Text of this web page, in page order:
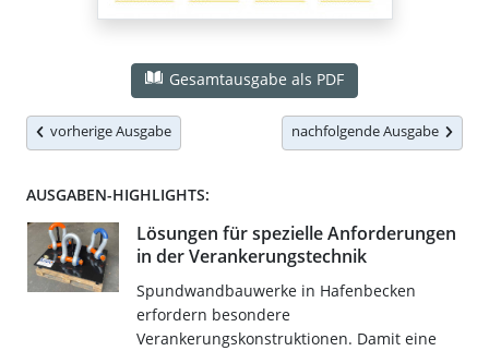
Gesamtausgabe als PDF
vorherige Ausgabe nachfolgende Ausgabe
AUSGABEN-HIGHLIGHTS:
Lösungen für spezielle Anforderungen
in der Verankerungstechnik
Spundwandbauwerke in Hafenbecken
erfordern besondere
Verankerungskonstruktionen. Damit eine